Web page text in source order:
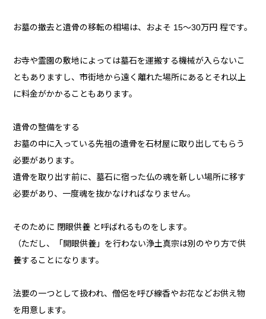
お墓の撤去と遺骨の移転の相場は、およそ 15～30万円 程です。
お寺や霊園の敷地によっては墓石を運搬する機械が入らないこ
ともありますし、市街地から遠く離れた場所にあるとそれ以上
に料金がかかることもあります。
遺骨の整備をする
お墓の中に入っている先祖の遺骨を石材屋に取り出してもらう
必要があります。
遺骨を取り出す前に、墓石に宿った仏の魂を新しい場所に移す
必要があり、一度魂を抜かなければなりません。
そのために 閉眼供養 と呼ばれるものをします。
（ただし、「開眼供養」を行わない浄土真宗は別のやり方で供
養することになります。
法要の一つとして扱われ、僧侶を呼び線香やお花などお供え物
を用意します。